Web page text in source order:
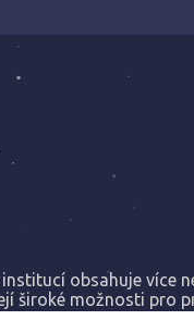
obsahuje více
široké možnosti pro